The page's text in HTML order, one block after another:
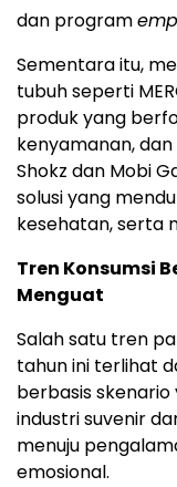
dan program
Sementara itu,
tubuh seperti
produk yang
kenyamanan, dan
Shokz dan Mobi
solusi yang
kesehatan, serta
Tren Konsumsi
Menguat
Salah satu tren
tahun ini terlihat
berbasis
industri suvenir
menuju
emosional.